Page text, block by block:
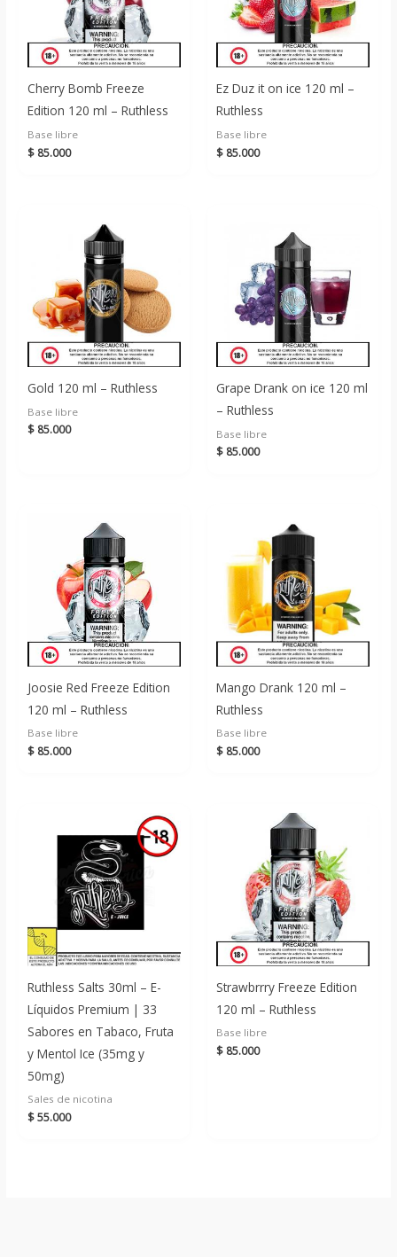
Cherry Bomb Freeze
Edition 120 ml – Ruthless
Base libre
$ 85.000
Ez Duz it on ice 120 ml –
Ruthless
Base libre
$ 85.000
Gold 120 ml – Ruthless
Base libre
$ 85.000
Grape Drank on ice 120 ml
– Ruthless
Base libre
$ 85.000
Joosie Red Freeze Edition
120 ml – Ruthless
Base libre
$ 85.000
Mango Drank 120 ml –
Ruthless
Base libre
$ 85.000
Ruthless Salts 30ml – E-
Líquidos Premium | 33
Sabores en Tabaco, Fruta
y Mentol Ice (35mg y
50mg)
Sales de nicotina
$55.000
Strawbrrry Freeze Edition
120 ml – Ruthless
Base libre
$ 85.000